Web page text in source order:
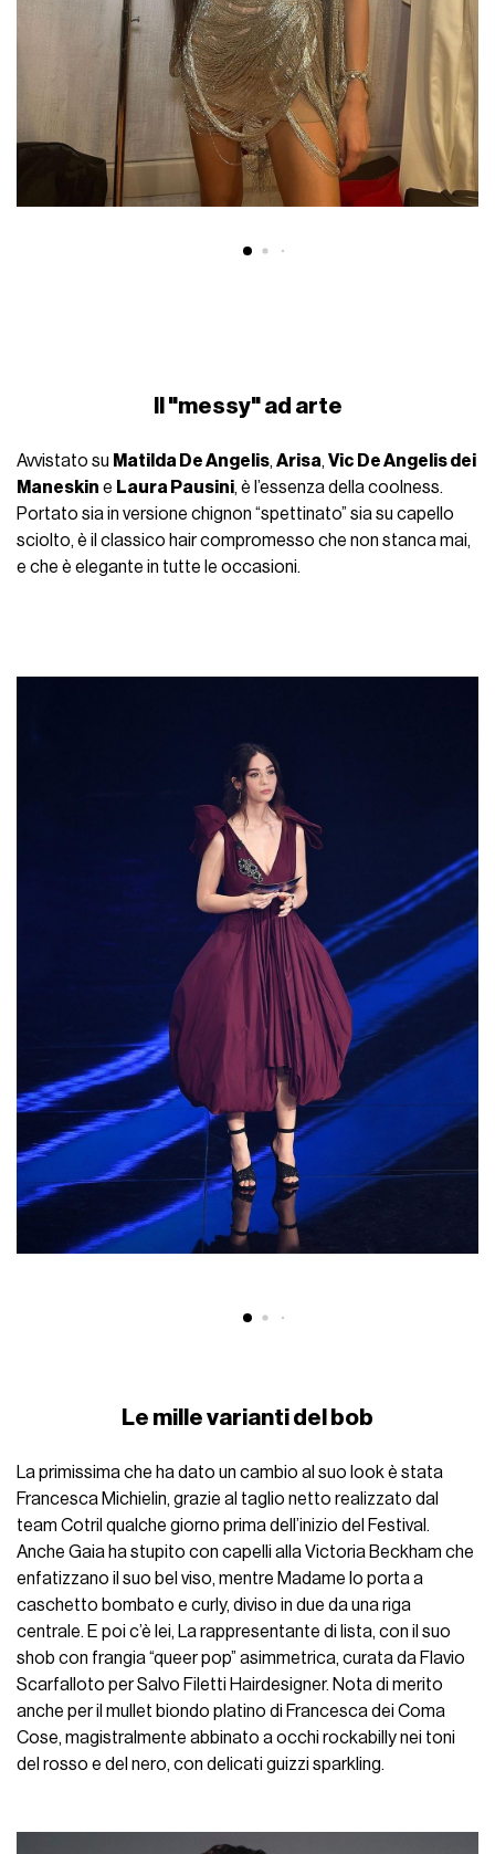
Il "messy" ad arte
Avvistato su Matilda De Angelis,Arisa,Vic De Angelis dei
Maneskin e Laura Pausini, è l’essenza della coolness.
Portato sia in versione chignon “spettinato” sia su capello
sciolto, è il classico hair compromesso che non stanca mai,
e che è elegante in tutte le occasioni.
Le mille varianti del bob
La primissima che ha dato un cambio al suo look è stata
Francesca Michielin, grazie al taglio netto realizzato dal
team Cotril qualche giorno prima dell’inizio del Festival.
Anche Gaia ha stupito con capelli alla Victoria Beckham che
enfatizzano il suo bel viso, mentre Madame lo porta a
caschetto bombato e curly, diviso in due da una riga
centrale. E poi c’è lei, La rappresentante di lista, con il suo
shob con frangia “queer pop” asimmetrica, curata da Flavio
Scarfalloto per Salvo Filetti Hairdesigner. Nota di merito
anche per il mullet biondo platino di Francesca dei Coma
Cose, magistralmente abbinato a occhi rockabilly nei toni
del rosso e del nero, con delicati guizzi sparkling.